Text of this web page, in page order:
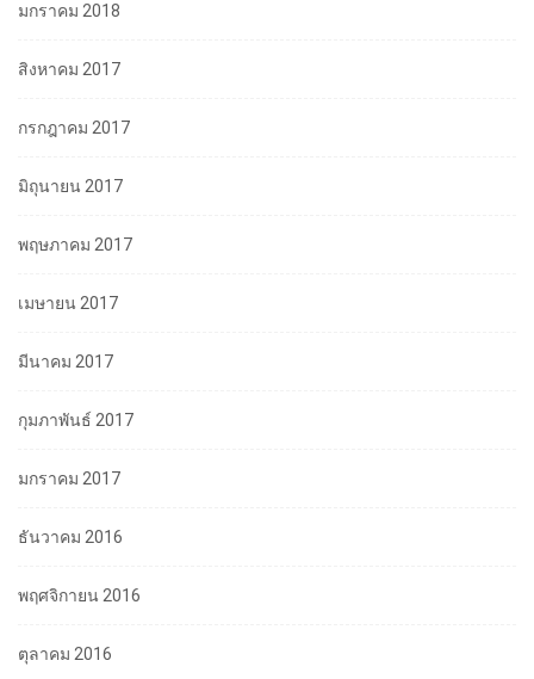
มกราคม 2018
สิงหาคม 2017
กรกฎาคม 2017
มิถุนายน 2017
พฤษภาคม 2017
เมษายน 2017
มีนาคม 2017
กุมภาพันธ์ 2017
มกราคม 2017
ธันวาคม 2016
พฤศจิกายน 2016
ตุลาคม 2016